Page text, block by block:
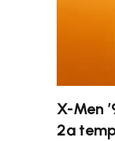
X-Men
2ª